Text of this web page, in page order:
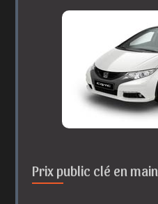
Prix public clé en main